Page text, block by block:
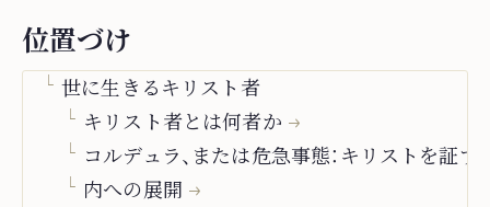
位置づけ
召命と身分
世に生きるキリスト者
キリスト者とは何者か
コルデュラ、または危急事態：キリストを証
内への展開